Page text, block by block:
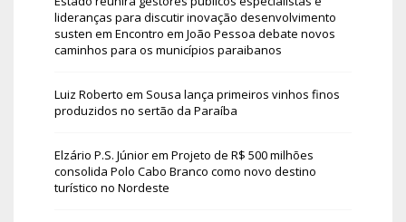
lideranças para discutir inovação desenvolvimento
susten em Encontro em João Pessoa debate novos
caminhos para os municípios paraibanos
Luiz Roberto em Sousa lança primeiros vinhos finos
produzidos no sertão da Paraíba
Elzário P.S. Júniorem Projeto de R$ 500 milhões
consolida Polo Cabo Branco como novo destino
turístico no Nordeste